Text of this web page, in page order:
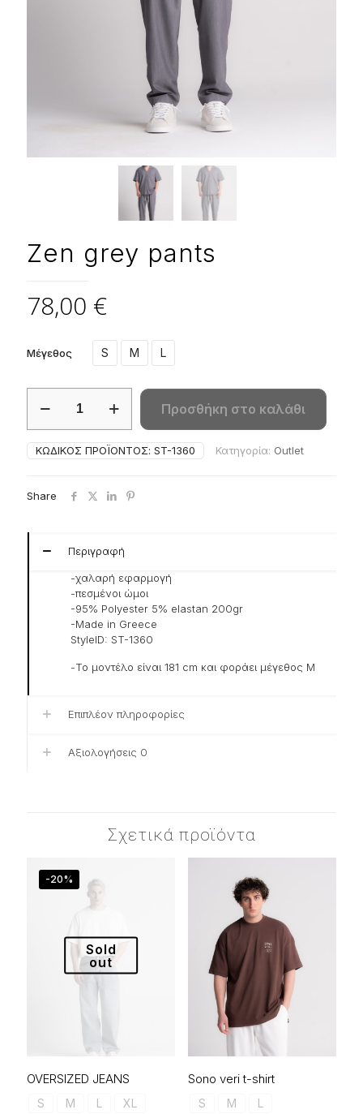
Zen grey pants
78,00 €
Μέγεθος S M L
grey
ποσότητα
Προσθήκη στο καλάθι
ΚΩΔΙΚΌΣ ΠΡΟΪΌΝΤΟΣ: ST-1360 Κατηγορία: Outlet
Share
Περιγραφή
-χαλαρή εφαρμογή
-πεσμένοι ώμοι
-95% Polyester 5% elastan 200gr
-Made in Greece
StyleID: ST-1360
-Το μοντέλο είναι 181 cm και φοράει μέγεθος Μ
Επιπλέον πληροφορίες
Αξιολογήσεις 0
Σχετικά προϊόντα
-20%
Sold
out
OVERSIZED JEANS
S M L
XL
Sono veri t-shirt
S M L